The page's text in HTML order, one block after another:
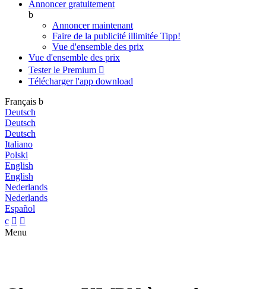
Annoncer gratuitement
b
Annoncer maintenant
Faire de la publicité illimitée Tipp!
Vue d'ensemble des prix
Vue d'ensemble des prix
Tester le Premium 
Télécharger l'app download
Français b
Deutsch
Deutsch
Deutsch
Italiano
Polski
English
English
Nederlands
Nederlands
Español
c  
Menu